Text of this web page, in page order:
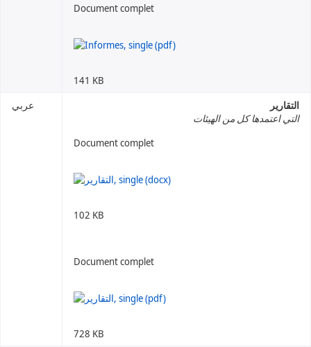
Document complet
141 KB
عربي
التقارير
التي اعتمدها كل من الهيئات
Document complet
102 KB
Document complet
728 KB